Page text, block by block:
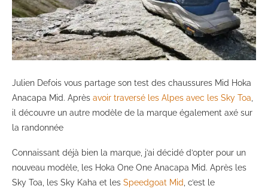
Julien Defois vous partage son test des chaussures Mid Hoka
Anacapa Mid. Après avoir traversé les Alpes avec les Sky Toa,
il découvre un autre modèle de la marque également axé sur
la randonnée
Connaissant déjà bien la marque, j’ai décidé d’opter pour un
nouveau modèle, les Hoka One One Anacapa Mid. Après les
Sky Toa, les Sky Kaha et les Speedgoat Mid, c’est le